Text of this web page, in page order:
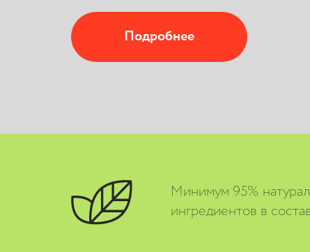
Подробнее
Минимум 95%
ингредиентов в